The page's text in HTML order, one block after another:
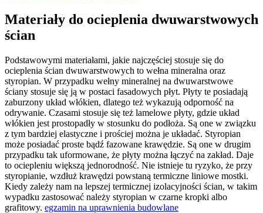
Materiały do ocieplenia dwuwarstwowych
ścian
Podstawowymi materiałami, jakie najczęściej stosuje się do
ocieplenia ścian dwuwarstwowych to wełna mineralna oraz
styropian. W przypadku wełny mineralnej na dwuwarstwowe
ściany stosuje się ją w postaci fasadowych płyt. Płyty te posiadają
zaburzony układ włókien, dlatego też wykazują odporność na
odrywanie. Czasami stosuje się też lamelowe płyty, gdzie układ
włókien jest prostopadły w stosunku do podłoża. Są one w związku
z tym bardziej elastyczne i prościej można je układać. Styropian
może posiadać proste bądź fazowane krawędzie. Są one w drugim
przypadku tak uformowane, że płyty można łączyć na zakład. Daje
to ociepleniu większą jednorodność. Nie istnieje tu ryzyko, że przy
styropianie, wzdłuż krawędzi powstaną termiczne liniowe mostki.
Kiedy zależy nam na lepszej termicznej izolacyjności ścian, w takim
wypadku zastosować należy styropian w czarne kropki albo
grafitowy. egzamin na uprawnienia budowlane